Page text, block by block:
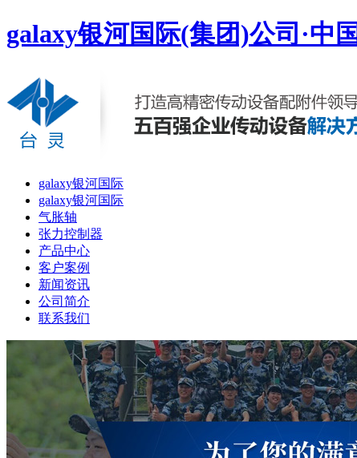
galaxy银河国际(集团)公司·中
galaxy银河国际
galaxy银河国际
气胀轴
张力控制器
产品中心
客户案例
新闻资讯
公司简介
联系我们